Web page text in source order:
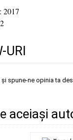
2017
URI
și spune-ne opinia ta
aceiași